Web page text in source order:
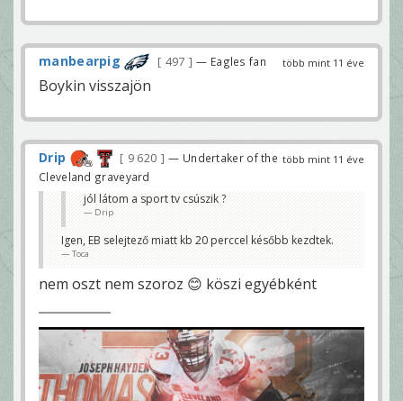
több mint 11 éve
manbearpig 497 — Eagles fan
Boykin visszajön
több mint 11 éve
Drip 9 620
— Undertaker of the
Cleveland graveyard
jól látom a sport tv csúszik ?
Drip
Igen, EB selejtező miatt kb 20 perccel később kezdtek.
Toca
nem oszt nem szoroz 😊 köszi egyébként